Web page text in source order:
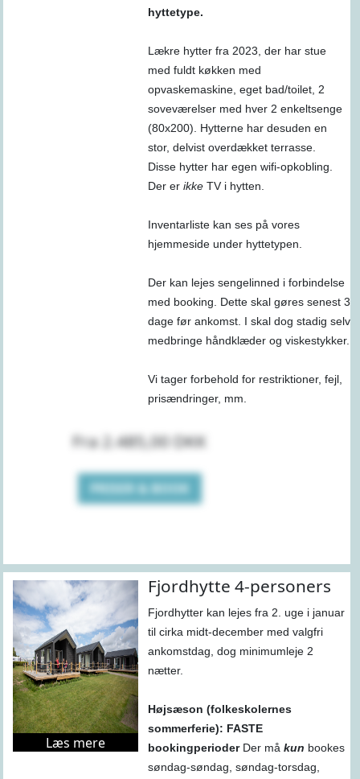
hyttetype.
Lækre hytter fra 2023, der har stue
med fuldt køkken med
opvaskemaskine, eget bad/toilet, 2
soveværelser med hver 2 enkeltsenge
(80x200). Hytterne har desuden en
stor, delvist overdækket terrasse.
Disse hytter har egen wifi-opkobling.
Der er ikke TV i hytten.
Inventarliste kan ses på vores
hjemmeside under hyttetypen.
Der kan lejes sengelinned i forbindelse
med booking. Dette skal gøres senest 3
dage før ankomst. I skal dog stadig selv
medbringe håndklæder og viskestykker.
Vi tager forbehold for restriktioner, fejl,
prisændringer, mm.
Fra 2.485,00 DKK
PRISER & BOOK
Læs mere
Fjordhytte 4-personers
Fjordhytter kan lejes fra 2. uge i januar
til cirka midt-december med valgfri
ankomstdag, dog minimumleje 2
nætter.
Højsæson (folkeskolernes
sommerferie): FASTE
bookingperioderDer må kun bookes
søndag-søndag, søndag-torsdag,